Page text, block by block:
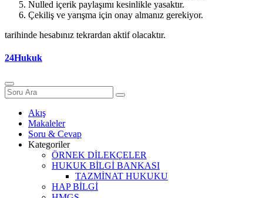
Nulled içerik paylaşımı kesinlikle yasaktır.
Çekiliş ve yarışma için onay almanız gerekiyor.
tarihinde hesabınız tekrardan aktif olacaktır.
24Hukuk
Akış
Makaleler
Soru & Cevap
Kategoriler
ÖRNEK DİLEKÇELER
HUKUK BİLGİ BANKASI
TAZMİNAT HUKUKU
HAP BİLGİ